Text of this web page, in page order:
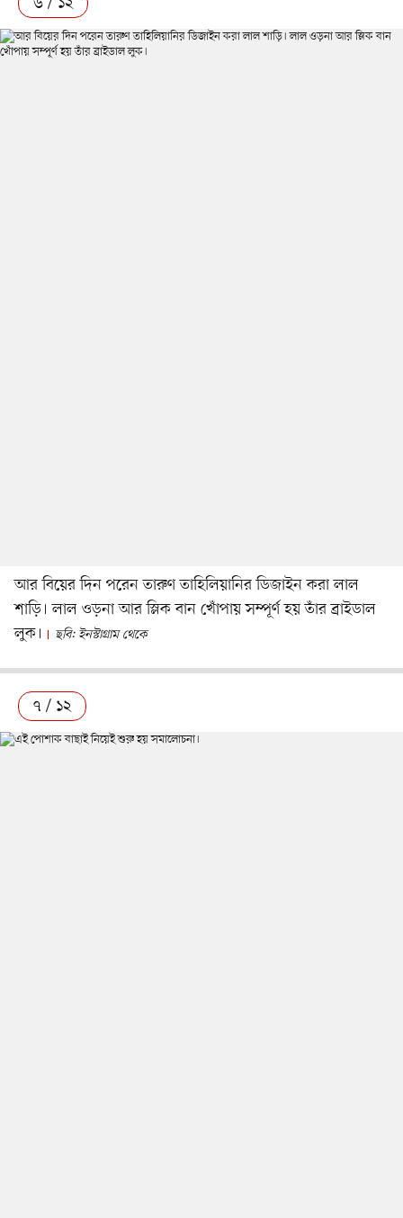
আর বিয়ের দিন পরেন তারুণ তাহিলিয়ানির ডিজাইন করা লাল
শাড়ি। লাল ওড়না আর স্লিক বান খোঁপায় সম্পূর্ণ হয় তাঁর ব্রাইডাল
লুক।
ছবি: ইনস্টাগ্রাম থেকে
৭ / ১২